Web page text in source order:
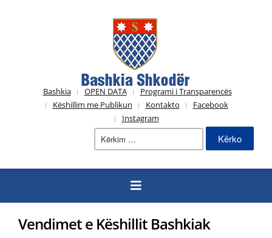
Bashkia OPEN DATA
Programi i Transparencës
Këshillim me Publikun
Kontakto
Facebook
Instagram
Kërko
Vendimet e Këshillit Bashkiak